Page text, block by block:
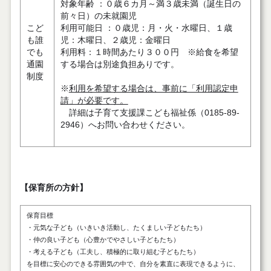
こど
も誰
でも
通園
制度
対象年齢 ：０歳６カ月～満３歳未満（誕生日の
前々日）の未就園児
利用可能日 ：０歳児：月・火・水曜日、１歳
児：木曜日、２歳児：金曜日
利用料：１時間あたり３００円 ※給食を希望
する場合は別途負担ありです。
※利用を希望する場合は、事前に「利用認定申
請」が必要です。
詳細は子育て支援課こども福祉係（0185-89-
2946）へお問い合わせください。
【保育所の方針】
保育目標
・元気な子ども（いきいき活動し、たくましい子どもたち）
・仲の良い子ども（心豊かでやさしい子どもたち）
・考える子ども（工夫し、積極的に取り組む子どもたち）
を目標に安心のできる雰囲気の中で、自分を素直に表現できるように、